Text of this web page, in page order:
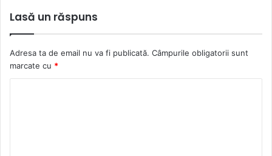
Lasă un răspuns
Adresa ta de email nu va fi publicată. Câmpurile obligatorii sunt
marcate cu *